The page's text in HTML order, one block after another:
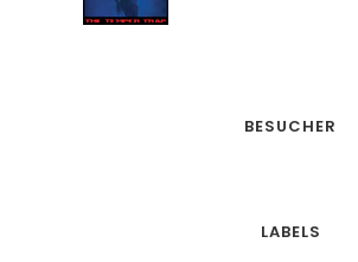
BESUCHER
LABELS